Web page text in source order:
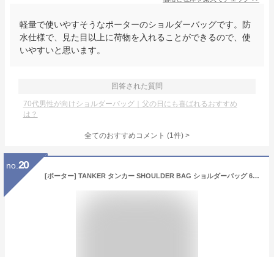
軽量で使いやすそうなポーターのショルダーバッグです。防
水仕様で、見た目以上に荷物を入れることができるので、使
いやすいと思います。
回答された質問
70代男性が向けショルダーバッグ｜父の日にも喜ばれるおすすめ
は？
全てのおすすめコメント (1件) >
no. 20
[ポーター] TANKER タンカー SHOULDER BAG ショルダーバッグ 622-66991 ブラック/10